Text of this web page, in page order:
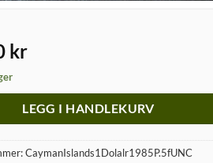
kr
LEGG I HANDLEKURV
CaymanIslands1Dolalr1985P.5fUNC